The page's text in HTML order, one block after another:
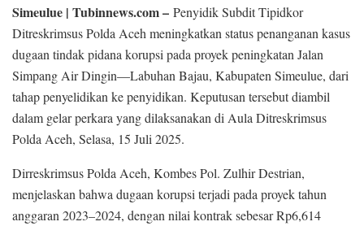
Simeulue | Tubinnews.com – Penyidik Subdit Tipidkor
Ditreskrimsus Polda Aceh meningkatkan status penanganan kasus
dugaan tindak pidana korupsi pada proyek peningkatan Jalan
Simpang Air Dingin—Labuhan Bajau, Kabupaten Simeulue, dari
tahap penyelidikan ke penyidikan. Keputusan tersebut diambil
dalam gelar perkara yang dilaksanakan di Aula Ditreskrimsus
Polda Aceh, Selasa, 15 Juli 2025.
Dirreskrimsus Polda Aceh, Kombes Pol. Zulhir Destrian,
menjelaskan bahwa dugaan korupsi terjadi pada proyek tahun
anggaran 2023–2024, dengan nilai kontrak sebesar Rp6,614